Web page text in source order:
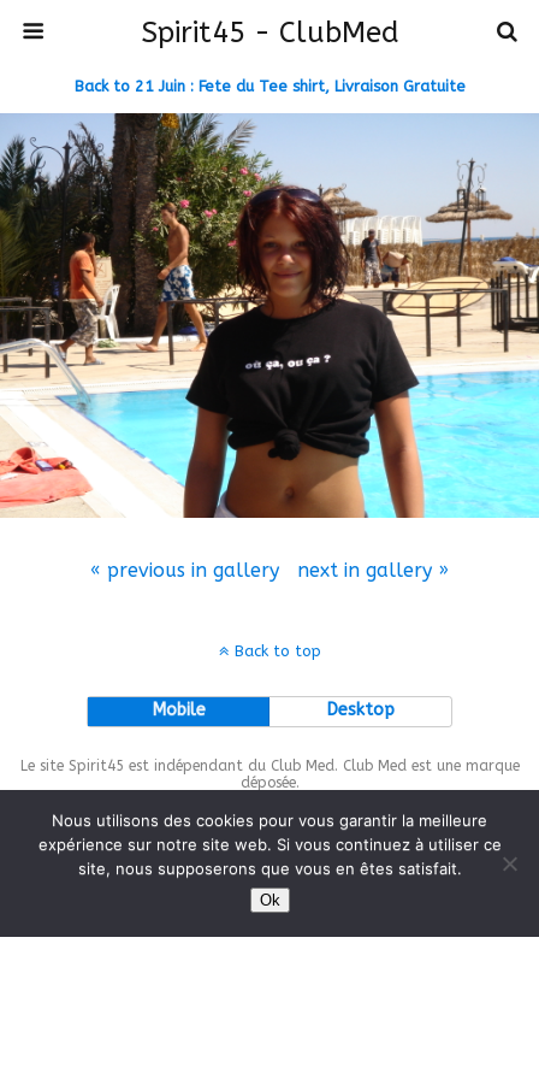
Spirit45 - ClubMed
Back to 21 Juin : Fete du Tee shirt, Livraison Gratuite
« previous in gallery next in gallery »
Back to top
Mobile Desktop
Le site Spirit45 est indépendant du Club Med. Club Med est une marque
déposée.
This site is protected bywp-copyrightpro.com
Nous utilisons des cookies pour vous garantir la meilleure
expérience sur notre site web. Si vous continuez à utiliser ce
site, nous supposerons que vous en êtes satisfait.
Ok